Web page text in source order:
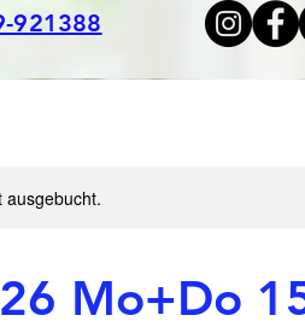
921388
ausgebucht.
Mo+Do